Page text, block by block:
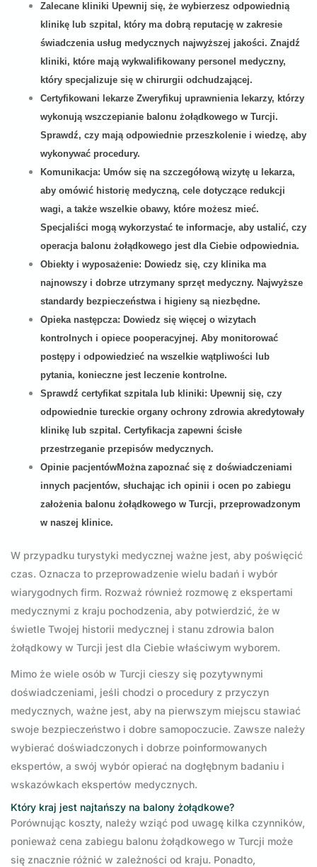
Zalecane kliniki Upewnij się, że wybierzesz odpowiednią
klinikę lub szpital, który ma dobrą reputację w zakresie
świadczenia usług medycznych najwyższej jakości. Znajdź
kliniki, które mają wykwalifikowany personel medyczny,
który specjalizuje się w chirurgii odchudzającej.
Certyfikowani lekarze Zweryfikuj uprawnienia lekarzy, którzy
wykonują wszczepianie balonu żołądkowego w Turcji.
Sprawdź, czy mają odpowiednie przeszkolenie i wiedzę, aby
wykonywać procedury.
Komunikacja: Umów się na szczegółową wizytę u lekarza,
aby omówić historię medyczną, cele dotyczące redukcji
wagi, a także wszelkie obawy, które możesz mieć.
Specjaliści mogą wykorzystać te informacje, aby ustalić, czy
operacja balonu żołądkowego jest dla Ciebie odpowiednia.
Obiekty i wyposażenie: Dowiedz się, czy klinika ma
najnowszy i dobrze utrzymany sprzęt medyczny. Najwyższe
standardy bezpieczeństwa i higieny są niezbędne.
Opieka następcza: Dowiedz się więcej o wizytach
kontrolnych i opiece pooperacyjnej. Aby monitorować
postępy i odpowiedzieć na wszelkie wątpliwości lub
pytania, konieczne jest leczenie kontrolne.
Sprawdź certyfikat szpitala lub kliniki: Upewnij się, czy
odpowiednie tureckie organy ochrony zdrowia akredytowały
klinikę lub szpital. Certyfikacja zapewni ścisłe
przestrzeganie przepisów medycznych.
Opinie pacjentówMożna zapoznać się z doświadczeniami
innych pacjentów, słuchając ich opinii i ocen po zabiegu
założenia balonu żołądkowego w Turcji, przeprowadzonym
w naszej klinice.
W przypadku turystyki medycznej ważne jest, aby poświęcić
czas. Oznacza to przeprowadzenie wielu badań i wybór
wiarygodnych firm. Rozważ również rozmowę z ekspertami
medycznymi z kraju pochodzenia, aby potwierdzić, że w
świetle Twojej historii medycznej i stanu zdrowia balon
żołądkowy w Turcji jest dla Ciebie właściwym wyborem.
Mimo że wiele osób w Turcji cieszy się pozytywnymi
doświadczeniami, jeśli chodzi o procedury z przyczyn
medycznych, ważne jest, aby na pierwszym miejscu stawiać
swoje bezpieczeństwo i dobre samopoczucie. Zawsze należy
wybierać doświadczonych i dobrze poinformowanych
ekspertów, a swój wybór opierać na dogłębnym badaniu i
wskazówkach ekspertów medycznych.
Który kraj jest najtańszy na balony żołądkowe?
Porównując koszty, należy wziąć pod uwagę kilka czynników,
ponieważ cena zabiegu balonu żołądkowego w Turcji może
się znacznie różnić w zależności od kraju. Ponadto,